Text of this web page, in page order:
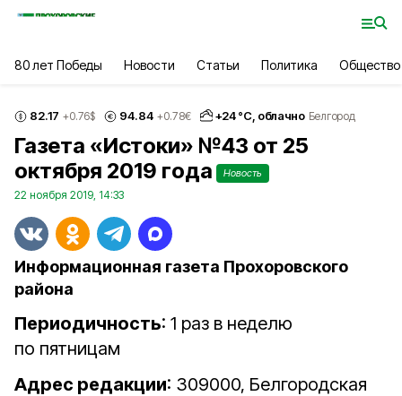
80 лет Победы Новости Статьи Политика Общество
82.17 +0.76$ 94.84 +0.78€ +24°С, облачно Белгород
Газета «Истоки» №43 от 25
октября 2019 года
Новость
22 ноября 2019, 14:33
Информационная газета Прохоровского
района
Периодичность: 1 раз в неделю
по пятницам
Адрес редакции: 309000, Белгородская